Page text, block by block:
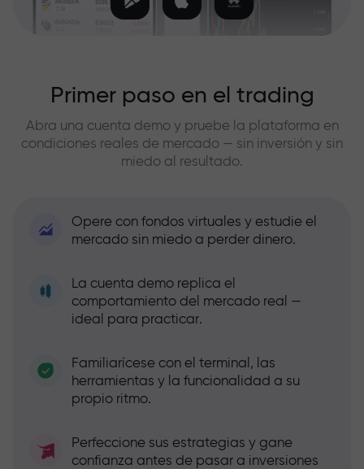
Primer paso en el trading
Abra una cuenta demo y pruebe la plataforma en
condiciones reales de mercado — sin inversión y sin
miedo al resultado.
Opere con fondos virtuales y estudie el
mercado sin miedo a perder dinero.
La cuenta demo replica el
comportamiento del mercado real —
ideal para practicar.
Familiarícese con el terminal, las
herramientas y la funcionalidad a su
propio ritmo.
Perfeccione sus estrategias y gane
confianza antes de pasar a inversiones